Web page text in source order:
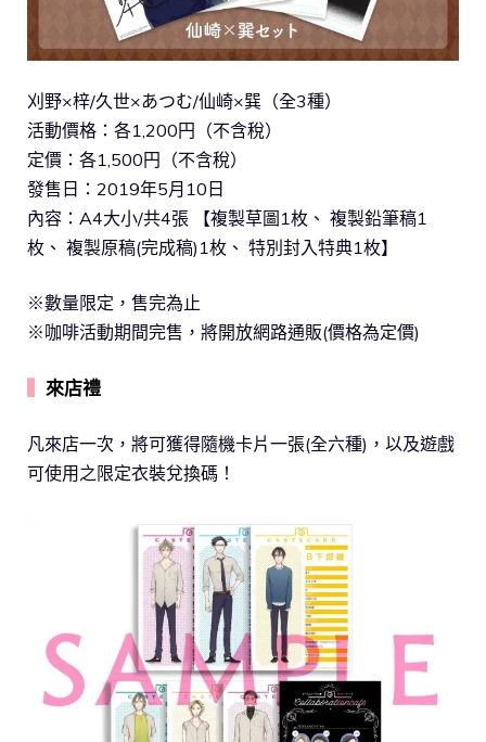
刈野×梓/久世×あつむ/仙崎×巽（全3種）
活動價格：各1,200円（不含稅）
定價：各1,500円（不含稅）
發售日：2019年5月10日
內容：A4大小/共4張 【複製草圖1枚、 複製鉛筆稿1
枚、 複製原稿(完成稿)1枚、 特別封入特典1枚】
※數量限定，售完為止
※咖啡活動期間完售，將開放網路通販(價格為定價)
來店禮
凡來店一次，將可獲得隨機卡片一張(全六種)，以及遊戲
可使用之限定衣裝兌換碼！